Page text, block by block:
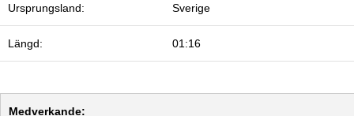
Ursprungsland: Sverige
Längd: 01:16
Medverkande: